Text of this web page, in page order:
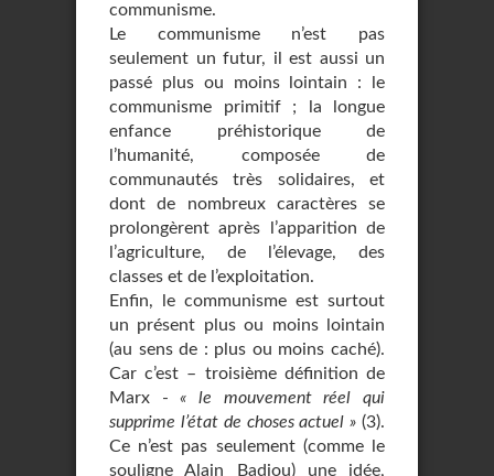
communisme.
Le communisme n’est pas
seulement un futur, il est aussi un
passé plus ou moins lointain : le
communisme primitif ; la longue
enfance préhistorique de
l’humanité, composée de
communautés très solidaires, et
dont de nombreux caractères se
prolongèrent après l’apparition de
l’agriculture, de l’élevage, des
classes et de l’exploitation.
Enfin, le communisme est surtout
un présent plus ou moins lointain
(au sens de : plus ou moins caché).
Car c’est – troisième définition de
Marx -« le mouvement réel qui
supprime l’état de choses actuel » (3).
Ce n’est pas seulement (comme le
souligne Alain Badiou) une idée,